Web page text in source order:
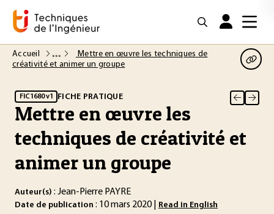
Accueil
Mettre en œuvre les techniques de
créativité et animer un groupe
FIC1680 v1 FICHE PRATIQUE
Mettre en œuvre les
techniques de créativité et
animer un groupe
Auteur(s) : Jean-Pierre PAYRE
Date de publication : 10 mars 2020 | Read in English